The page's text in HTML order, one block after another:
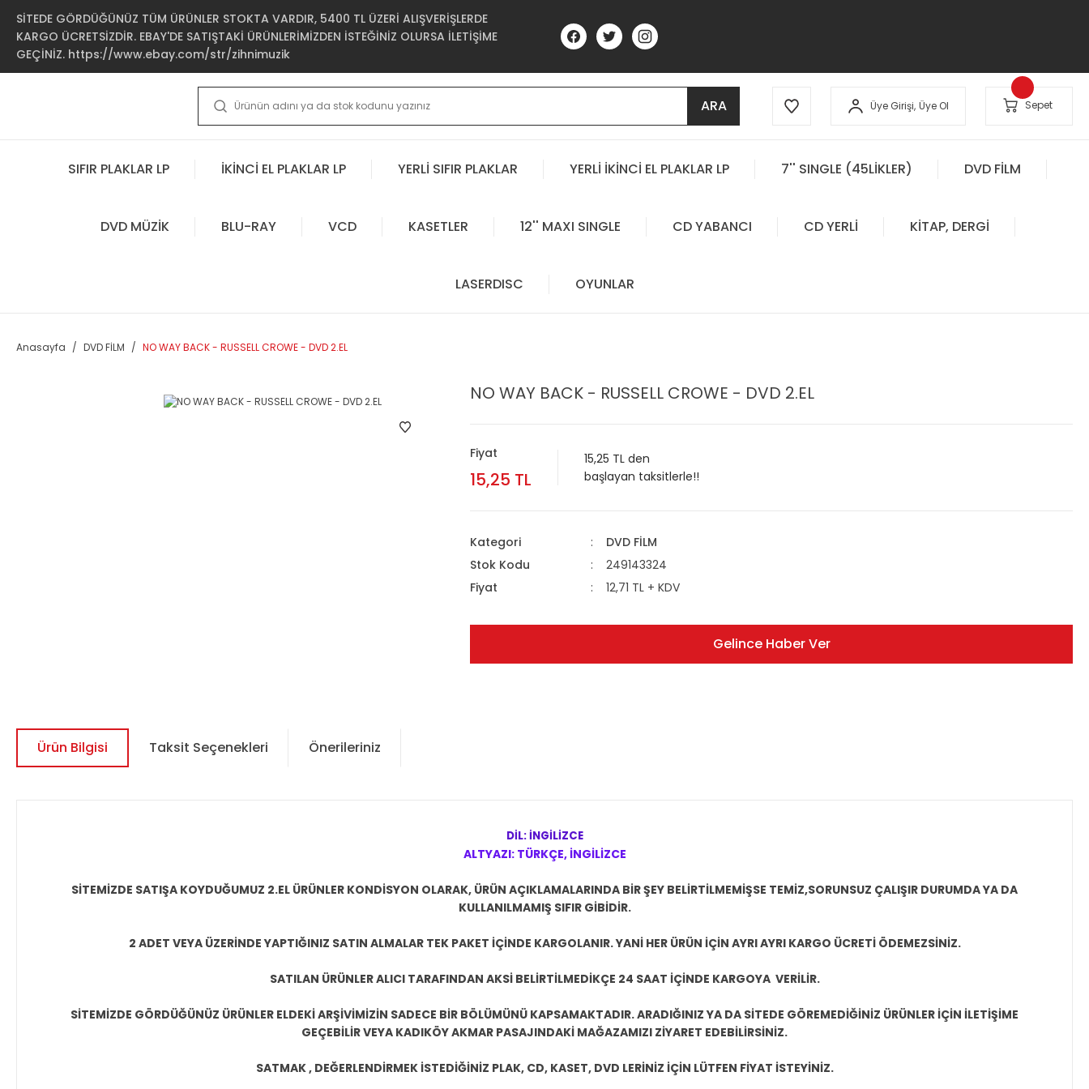
SİTEDE GÖRDÜĞÜNÜZ TÜM ÜRÜNLER STOKTA VARDIR, 5400 TL ÜZERİ ALIŞVERİŞLERDE
KARGO ÜCRETSİZDİR. EBAY'DE SATIŞTAKİ ÜRÜNLERİMİZDEN İSTEĞİNİZ OLURSA İLETİŞİME
GEÇİNİZ. https://www.ebay.com/str/zihnimuzik
ARA Üye Girişi, Üye Ol Sepet
SIFIR PLAKLAR LP İKİNCİ EL PLAKLAR LP YERLİ SIFIR PLAKLAR YERLİ İKİNCİ EL PLAKLAR LP 7'' SINGLE (45LİKLER) DVD FİLM
DVD MÜZİK BLU-RAY VCD KASETLER 12'' MAXI SINGLE CD YABANCI CD YERLİ KİTAP, DERGİ
LASERDISC OYUNLAR
Anasayfa DVD FİLM NO WAY BACK - RUSSELL CROWE - DVD 2.EL
NO WAY BACK - RUSSELL CROWE - DVD 2.EL
Fiyat
15,25 TL
15,25 TL den
başlayan taksitlerle!!
Kategori
DVD FİLM
Stok Kodu
249143324
Fiyat
12,71 TL + KDV
Gelince Haber Ver
Ürün Bilgisi Taksit Seçenekleri Önerileriniz
DİL: İNGİLİZCE
ALTYAZI: TÜRKÇE, İNGİLİZCE
SİTEMİZDE SATIŞA KOYDUĞUMUZ 2.EL ÜRÜNLER KONDİSYON OLARAK, ÜRÜN AÇIKLAMALARINDA BİR ŞEY BELİRTİLMEMİŞSE TEMİZ,SORUNSUZ ÇALIŞIR DURUMDA YA DA
KULLANILMAMIŞ SIFIR GİBİDİR.
2 ADET VEYA ÜZERİNDE YAPTIĞINIZ SATIN ALMALAR TEK PAKET İÇİNDE KARGOLANIR. YANİ HER ÜRÜN İÇİN AYRI AYRI KARGO ÜCRETİ ÖDEMEZSİNİZ.
SATILAN ÜRÜNLER ALICI TARAFINDAN AKSİ BELİRTİLMEDİKÇE 24 SAAT İÇİNDE KARGOYA VERİLİR.
SİTEMİZDE GÖRDÜĞÜNÜZ ÜRÜNLER ELDEKİ ARŞİVİMİZİN SADECE BİR BÖLÜMÜNÜ KAPSAMAKTADIR. ARADIĞINIZ YA DA SİTEDE GÖREMEDİĞİNİZ ÜRÜNLER İÇİN İLETİŞİME
GEÇEBİLİR VEYA KADIKÖY AKMAR PASAJINDAKİ MAĞAZAMIZI ZİYARET EDEBİLİRSİNİZ.
SATMAK , DEĞERLENDİRMEK İSTEDİĞİNİZ PLAK, CD, KASET, DVD LERİNİZ İÇİN LÜTFEN FİYAT İSTEYİNİZ.